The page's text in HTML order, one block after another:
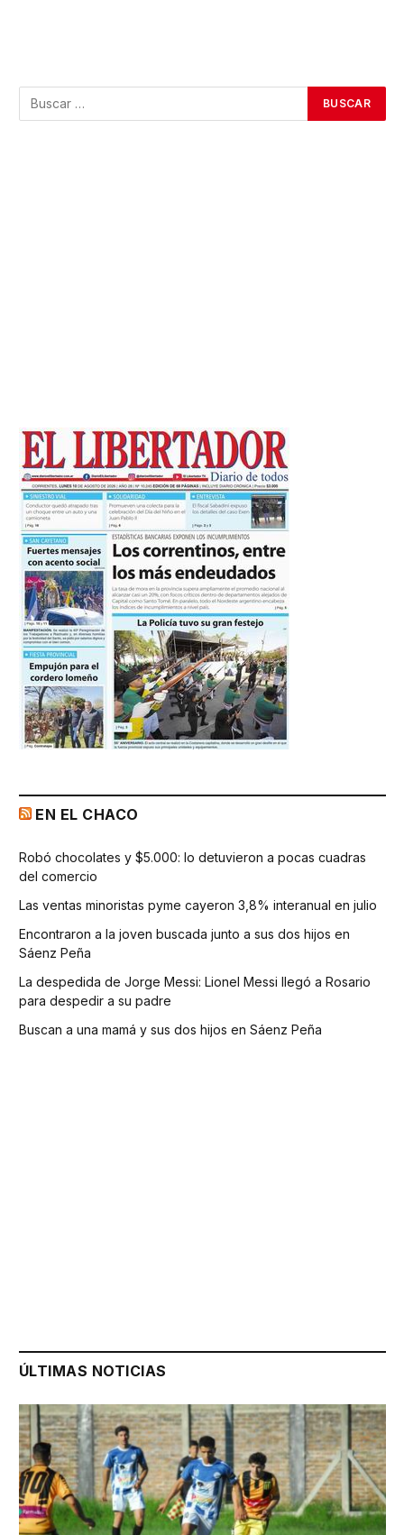
EN EL CHACO
Robó chocolates y $5.000: lo detuvieron a pocas cuadras
del comercio
Las ventas minoristas pyme cayeron 3,8% interanual en julio
Encontraron a la joven buscada junto a sus dos hijos en
Sáenz Peña
La despedida de Jorge Messi: Lionel Messi llegó a Rosario
para despedir a su padre
Buscan a una mamá y sus dos hijos en Sáenz Peña
ÚLTIMAS NOTICIAS